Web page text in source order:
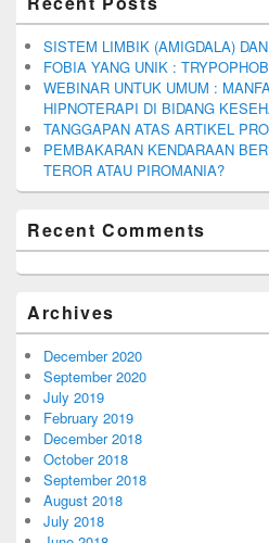
SISTEM LIMBIK (AMIGDALA)
FOBIA YANG UNIK :
WEBINAR UNTUK UMUM :
HIPNOTERAPI DI BIDANG
TANGGAPAN ATAS ARTIKEL
PEMBAKARAN KENDARAAN
TEROR ATAU PIROMANIA?
Recent Comments
Archives
December 2020
September 2020
July 2019
February 2019
December 2018
October 2018
September 2018
August 2018
July 2018